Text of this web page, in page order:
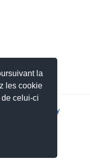
la
les cookie
celui-ci
Privacy policy